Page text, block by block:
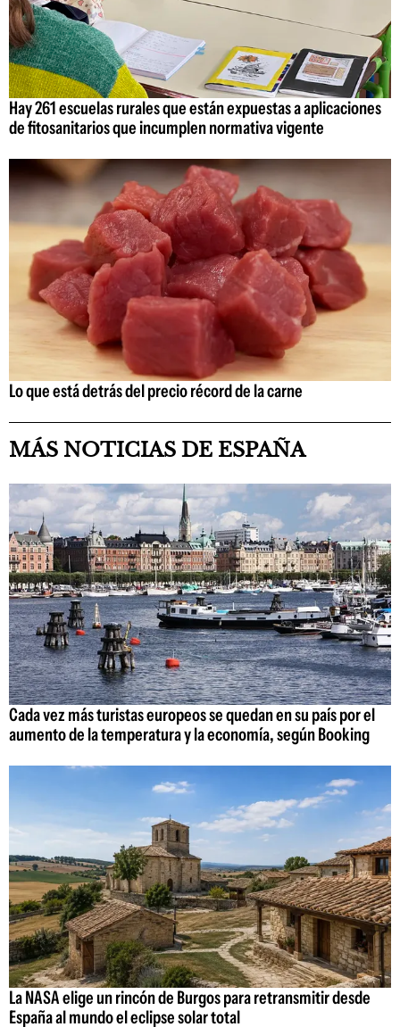
Hay 261 escuelas rurales que están expuestas a aplicaciones
de fitosanitarios que incumplen normativa vigente
Lo que está detrás del precio récord de la carne
MÁS NOTICIAS DE ESPAÑA
Cada vez más turistas europeos se quedan en su país por el
aumento de la temperatura y la economía, según Booking
La NASA elige un rincón de Burgos para retransmitir desde
España al mundo el eclipse solar total